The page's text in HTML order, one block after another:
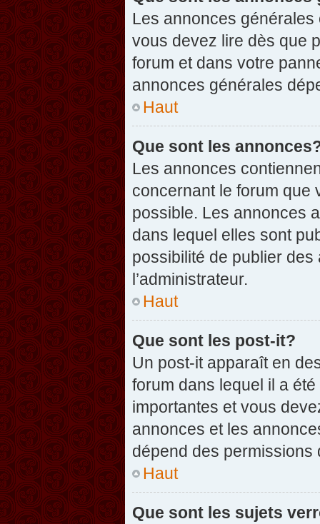
Les annonces
vous devez lire dès que
forum et dans votre
annonces générales
Haut
Que sont les
Les annonces
concernant le forum que
possible. Les annonces
dans lequel elles sont
possibilité de publier
l’administrateur.
Haut
Que sont les post-it?
Un post-it apparaît en
forum dans lequel il a
importantes et vous
annonces et les
dépend des permissions
Haut
Que sont les sujets